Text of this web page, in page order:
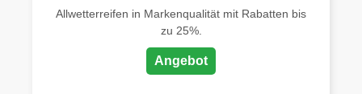
Allwetterreifen in Markenqualität mit Rabatten bis
zu 25%.
Angebot